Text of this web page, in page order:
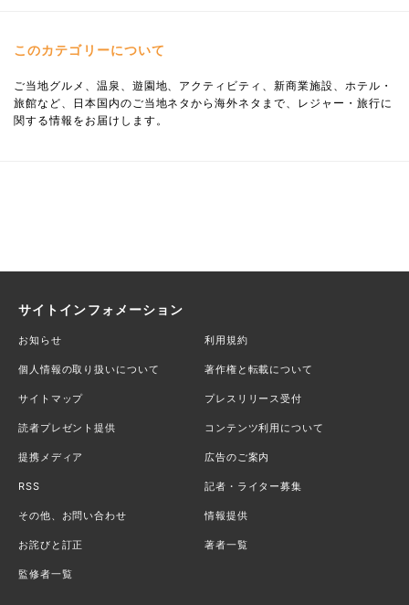
このカテゴリーについて
ご当地グルメ、温泉、遊園地、アクティビティ、新商業施設、ホテル・
旅館など、日本国内のご当地ネタから海外ネタまで、レジャー・旅行に
関する情報をお届けします。
サイトインフォメーション
お知らせ 利用規約
個人情報の取り扱いについて 著作権と転載について
サイトマップ プレスリリース受付
読者プレゼント提供 コンテンツ利用について
提携メディア 広告のご案内
RSS 記者・ライター募集
その他、お問い合わせ 情報提供
お詫びと訂正 著者一覧
監修者一覧